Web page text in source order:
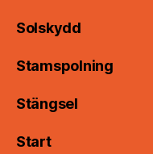
Solskydd
Stamspolning
Stängsel
Start